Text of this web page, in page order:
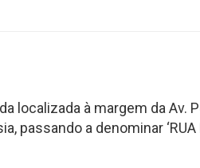
localizada à margem da Av.
a denominar ‘RUA